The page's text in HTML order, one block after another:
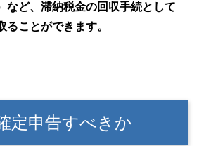
など、滞納税金の回収手続として
ことができます。
定申告すべきか